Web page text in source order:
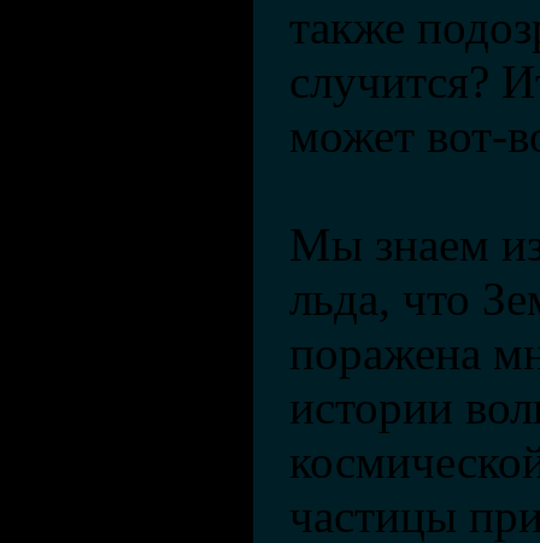
также
случится?
может вот-
Мы знаем
льда, что
поражена
истории
частицы